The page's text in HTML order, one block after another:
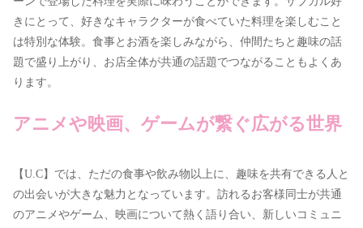
きにとって、好きなキャラクターが食べていた料理を楽しむこと
は特別な体験。食事とお酒を楽しみながら、仲間たちと趣味の話
題で盛り上がり、お店全体が共通の話題でつながることもよくあ
ります。
アニメや映画、ゲームが繋ぐ広がる世界
【U.C】では、ただの食事や飲み物以上に、趣味を共有できる人と
の出会いが大きな魅力となっています。訪れるお客様同士が共通
のアニメやゲーム、映画について熱く語り合い、新しいコミュニ